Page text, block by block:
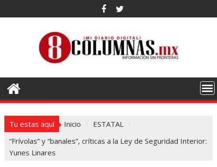
al
Tu estas aquí Inicio
ESTATAL
“Frívolas” y “banales”, críticas a la Ley de Seguridad Interior:
Yunes Linares